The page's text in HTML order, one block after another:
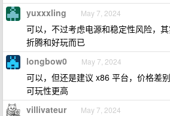
yuxxxling May 7, 2024
可以，不过考虑电源和稳定性风险，
折腾和好玩而已
longbow0 May 7, 2024
可以，但还是建议 x86 平台，价格差
可玩性更高
villivateur May 7, 2024